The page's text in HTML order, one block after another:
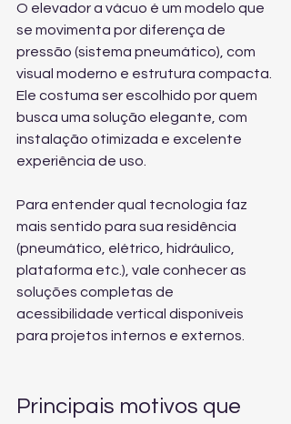
O elevador a vácuo é um modelo que
se movimenta por diferença de
pressão (sistema pneumático), com
visual moderno e estrutura compacta.
Ele costuma ser escolhido por quem
busca uma solução elegante, com
instalação otimizada e excelente
experiência de uso.
Para entender qual tecnologia faz
mais sentido para sua residência
(pneumático, elétrico, hidráulico,
plataforma etc.), vale conhecer as
soluções completas de
acessibilidade vertical disponíveis
para projetos internos e externos.
Principais motivos que